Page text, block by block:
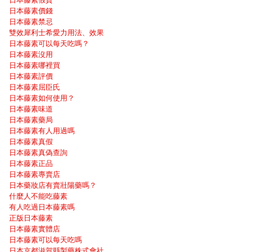
日本藤素價錢
日本藤素禁忌
雙效犀利士希愛力用法、效果
日本藤素可以每天吃嗎？
日本藤素沒用
日本藤素哪裡買
日本藤素評價
日本藤素屈臣氏
日本藤素如何使用？
日本藤素味道
日本藤素藥局
日本藤素有人用過嗎
日本藤素真假
日本藤素真偽查詢
日本藤素正品
日本藤素專賣店
日本藥妝店有賣壯陽藥嗎？
什麼人不能吃藤素
有人吃過日本藤素嗎
正版日本藤素
日本藤素實體店
日本藤素可以每天吃嗎
日本京都滋賀縣製藥株式會社